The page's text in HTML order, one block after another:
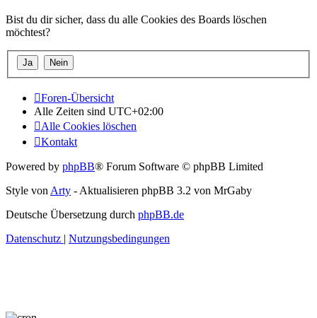
Bist du dir sicher, dass du alle Cookies des Boards löschen
möchtest?
Foren-Übersicht
Alle Zeiten sind UTC+02:00
Alle Cookies löschen
Kontakt
Powered by phpBB® Forum Software © phpBB Limited
Style vonArty - Aktualisieren phpBB 3.2 von MrGaby
Deutsche Übersetzung durch phpBB.de
Datenschutz | Nutzungsbedingungen